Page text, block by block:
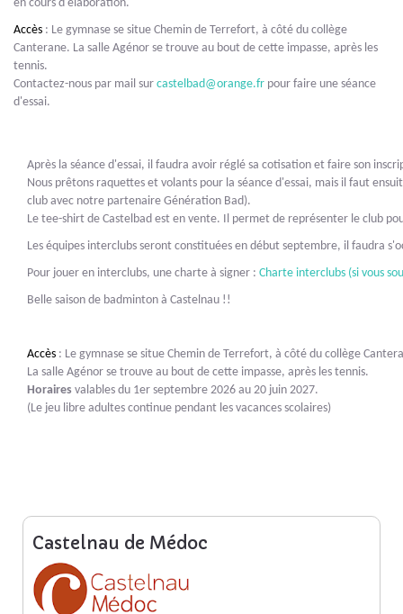
en cours d'élaboration.
Accès : Le gymnase se situe Chemin de Terrefort, à côté du collège
Canterane. La salle Agénor se trouve au bout de cette impasse, après les
tennis.
Contactez-nous par mail sur castelbad@orange.fr pour faire une séance
d'essai.
Après la séance d'essai, il faudra avoir réglé sa cotisation et faire son
Nous prêtons raquettes et volants pour la séance d'essai, mais il faut
club avec notre partenaire Génération Bad).
Le tee-shirt de Castelbad est en vente. Il permet de représenter le club
Les équipes interclubs seront constituées en début septembre, il faudra
Pour jouer en interclubs, une charte à signer : Charte interclubs (si vous
Belle saison de badminton à Castelnau !!
Accès : Le gymnase se situe Chemin de Terrefort, à côté du collège
La salle Agénor se trouve au bout de cette impasse, après les tennis.
Horaires valables du 1er septembre 2026 au 20 juin 2027.
(Le jeu libre adultes continue pendant les vacances scolaires)
Castelnau de Médoc